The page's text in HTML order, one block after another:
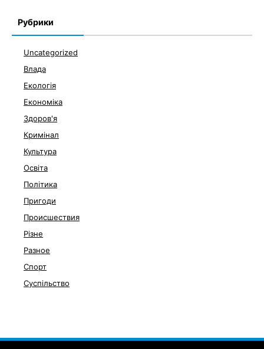
Рубрики
Uncategorized
Влада
Екологія
Економіка
Здоров'я
Кримінал
Культура
Освіта
Політика
Пригоди
Происшествия
Різне
Разное
Спорт
Суспільство